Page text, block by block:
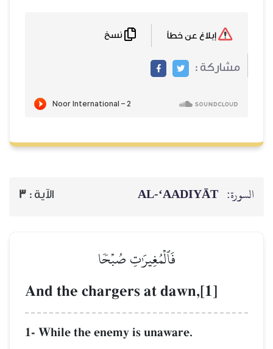
مشاركة :
السورة: AL‑‘AADIYĀT الآية : 3
فَٱلۡمُغِيرَٰتِ صُبۡحٗا
And the chargers at dawn,[1]
1- While the enemy is unaware.